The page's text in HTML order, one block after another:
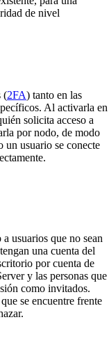
de nivel
(2FA) tanto en las
Al activarla en
solicita acceso a
por nodo, de modo
un usuario se conecte
usuarios que no sean
una cuenta del
por cuenta de
y las personas que
como invitados.
se encuentre frente